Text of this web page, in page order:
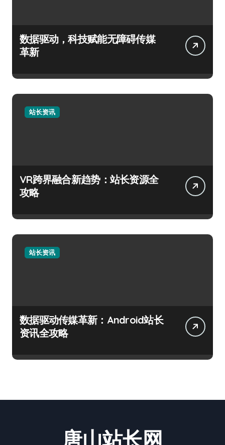
数据驱动，科技赋能无障碍传媒
革新
站长资讯
VR跨界融合新趋势：站长资源全
攻略
站长资讯
数据驱动传媒革新：Android站长
资讯全攻略
唐山站长网